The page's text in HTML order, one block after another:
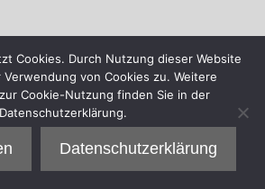
Cookies. Durch Nutzung dieser Website
Verwendung von Cookies zu. Weitere
Cookie-Nutzung finden Sie in der
Datenschutzerklärung.
Datenschutzerklärung